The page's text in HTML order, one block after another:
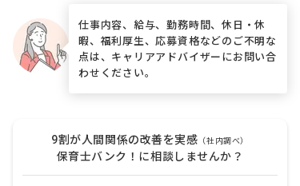
仕事内容、給与、勤務時間、休日・休
暇、福利厚生、応募資格などのご不明な
点は、キャリアアドバイザーにお問い合
わせください。
9割が人間関係の改善を実感 （社内調べ）
保育士バンク！に相談しませんか？